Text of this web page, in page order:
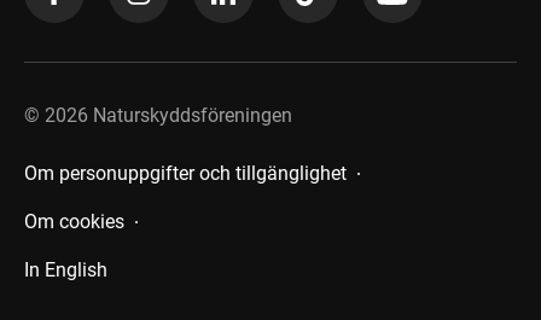
© 2026 Naturskyddsföreningen
Om personuppgifter och tillgänglighet
Om cookies
In English